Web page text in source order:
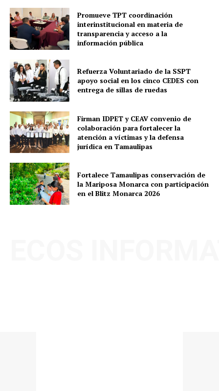
Promueve TPT coordinación
interinstitucional en materia de
transparencia y acceso a la
información pública
Refuerza Voluntariado de la SSPT
apoyo social en los cinco CEDES con
entrega de sillas de ruedas
Firman IDPET y CEAV convenio de
colaboración para fortalecer la
atención a víctimas y la defensa
jurídica en Tamaulipas
Fortalece Tamaulipas conservación de
la Mariposa Monarca con participación
en el Blitz Monarca 2026